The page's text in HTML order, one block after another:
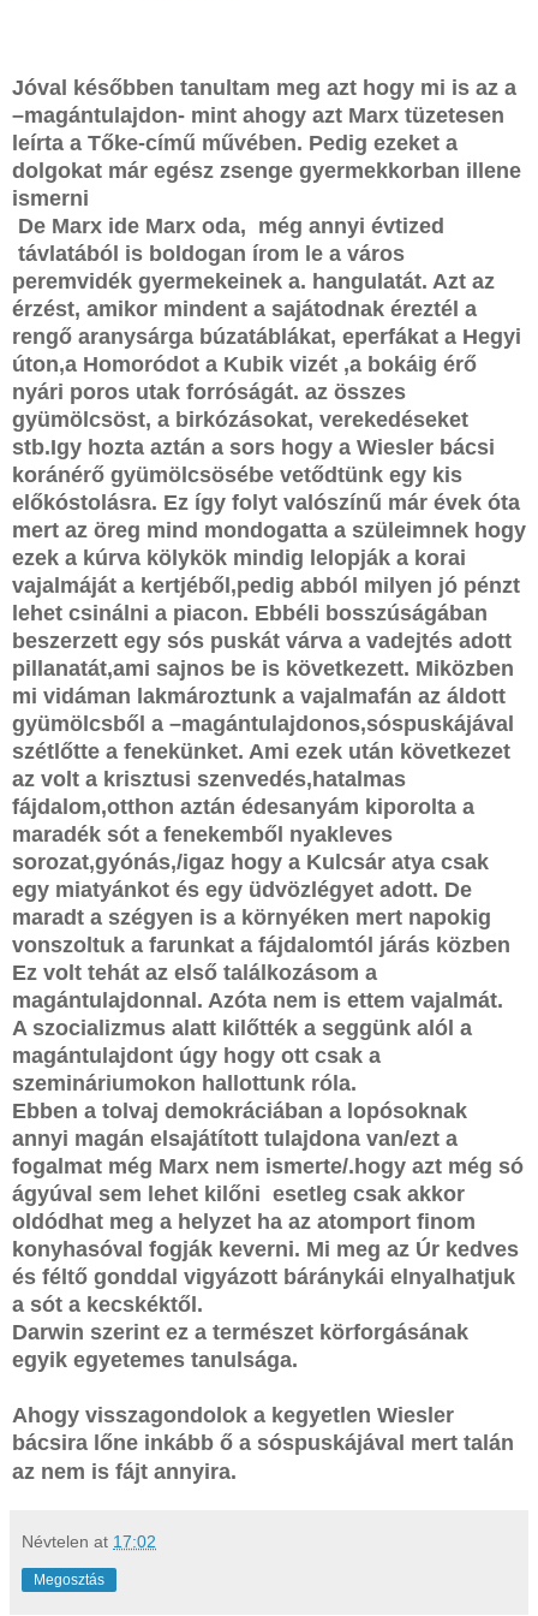
Jóval későbben tanultam meg azt hogy mi is az a
–magántulajdon- mint ahogy azt Marx tüzetesen
leírta a Tőke-című művében. Pedig ezeket a
dolgokat már egész zsenge gyermekkorban illene
ismerni
De Marx ide Marx oda, még annyi évtized
távlatából is boldogan írom le a város
peremvidék gyermekeinek a. hangulatát. Azt az
érzést, amikor mindent a sajátodnak éreztél a
rengő aranysárga búzatáblákat, eperfákat a Hegyi
úton,a Homoródot a Kubik vizét ,a bokáig érő
nyári poros utak forróságát. az összes
gyümölcsöst, a birkózásokat, verekedéseket
stb.Igy hozta aztán a sors hogy a Wiesler bácsi
koránérő gyümölcsösébe vetődtünk egy kis
előkóstolásra. Ez így folyt valószínű már évek óta
mert az öreg mind mondogatta a szüleimnek hogy
ezek a kúrva kölykök mindig lelopják a korai
vajalmáját a kertjéből,pedig abból milyen jó pénzt
lehet csinálni a piacon. Ebbéli bosszúságában
beszerzett egy sós puskát várva a vadejtés adott
pillanatát,ami sajnos be is következett. Miközben
mi vidáman lakmároztunk a vajalmafán az áldott
gyümölcsből a –magántulajdonos,sóspuskájával
szétlőtte a fenekünket. Ami ezek után következet
az volt a krisztusi szenvedés,hatalmas
fájdalom,otthon aztán édesanyám kiporolta a
maradék sót a fenekemből nyakleves
sorozat,gyónás,/igaz hogy a Kulcsár atya csak
egy miatyánkot és egy üdvözlégyet adott. De
maradt a szégyen is a környéken mert napokig
vonszoltuk a farunkat a fájdalomtól járás közben
Ez volt tehát az első találkozásom a
magántulajdonnal. Azóta nem is ettem vajalmát.
A szocializmus alatt kilőtték a seggünk alól a
magántulajdont úgy hogy ott csak a
szemináriumokon hallottunk róla.
Ebben a tolvaj demokráciában a lopósoknak
annyi magán elsajátított tulajdona van/ezt a
fogalmat még Marx nem ismerte/.hogy azt még só
ágyúval sem lehet kilőni esetleg csak akkor
oldódhat meg a helyzet ha az atomport finom
konyhasóval fogják keverni. Mi meg az Úr kedves
és féltő gonddal vigyázott báránykái elnyalhatjuk
a sót a kecskéktől.
Darwin szerint ez a természet körforgásának
egyik egyetemes tanulsága.
Ahogy visszagondolok a kegyetlen Wiesler
bácsira lőne inkább ő a sóspuskájával mert talán
az nem is fájt annyira.
Névtelen at 17:02
Megosztás